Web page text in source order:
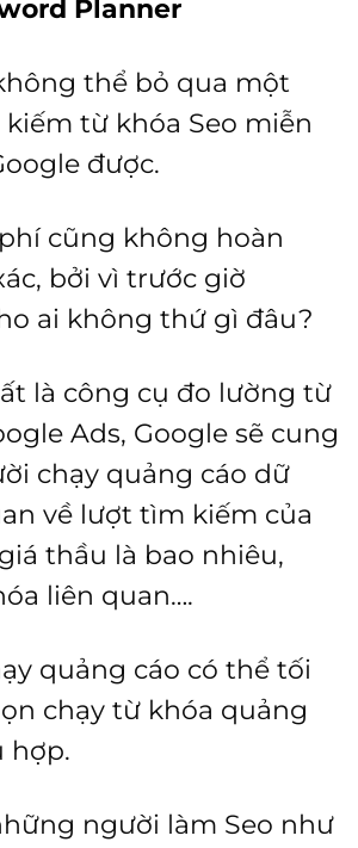
Planner
thể bỏ qua một
từ khóa Seo miễn
được.
cũng không hoàn
bởi vì trước giờ
ai không thứ gì đâu?
là công cụ đo lường từ
Ads, Google sẽ cung
chạy quảng cáo dữ
về lượt tìm kiếm của
thầu là bao nhiêu,
liên quan….
quảng cáo có thể tối
chạy từ khóa quảng
hợp.
người làm Seo như